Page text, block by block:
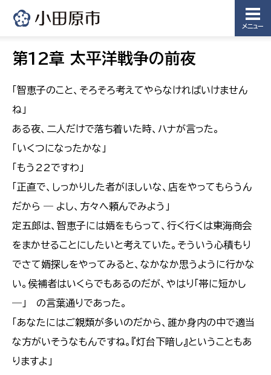
メニュー
第12章 太平洋戦争の前夜
「智恵子のこと、そろそろ考えてやらなければいけません
ね」
ある夜、二人だけで落ち着いた時、ハナが言った。
「いくつになったかな」
「もう22ですわ」
「正直で、しっかりした者がほしいな、店をやってもらうん
だから ― よし、方々へ頼んでみよう」
定五郎は、智恵子には婿をもらって、行く行くは東海商会
をまかせることにしたいと考えていた。そういう心積もり
でさて婿探しをやってみると、なかなか思うように行かな
い。侯補者はいくらでもあるのだが、やはり「帯に短かし
―」 の言葉通りであった。
「あなたにはご親類が多いのだから、誰か身内の中で適当
な方がいそうなもんですね。『灯台下暗し』ということもあ
りますよ」